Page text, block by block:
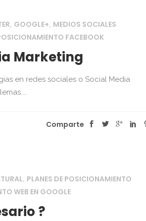
, GOOGLE+, MEDIOS SOCIALES
FACEBOOK
Marketing
en redes sociales o Social Media
Comparte
, PLANES DE POSICIONAMIENTO
WEB EN GOOGLE
?